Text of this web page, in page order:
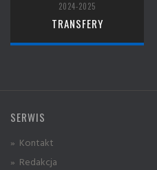
2024-2025
TRANSFERY
SERWIS
» Kontakt
» Redakcja